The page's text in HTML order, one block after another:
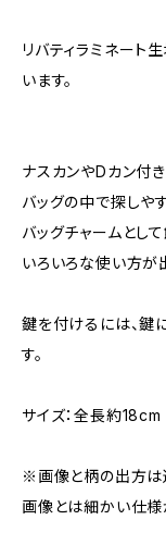
リバティラミネート
います。
ナスカンやDカン付
バッグの中で探しやす
バッグチャームとし
いろいろな使い方が
鍵を付けるには、鍵
す。
サイズ：全長約18cm
※画像と柄の出方は
画像とは細かい仕様